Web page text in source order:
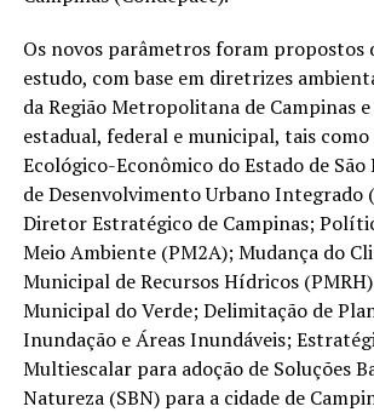
Os novos parâmetros foram propostos
estudo, com base em diretrizes
da Região Metropolitana de Campinas
estadual, federal e municipal, tais
Ecológico-Econômico do Estado de São
de Desenvolvimento Urbano Integrado
Diretor Estratégico de Campinas;
Meio Ambiente (PM2A); Mudança do
Municipal de Recursos Hídricos
Municipal do Verde; Delimitação de
Inundação e Áreas Inundáveis;
Multiescalar para adoção de Soluções
Natureza (SBN) para a cidade de